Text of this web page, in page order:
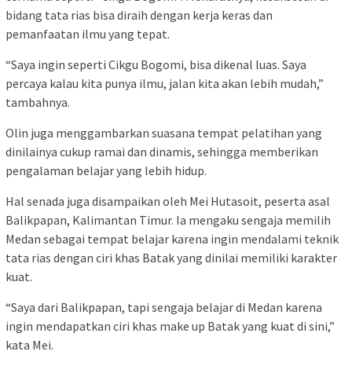
bidang tata rias bisa diraih dengan kerja keras dan
pemanfaatan ilmu yang tepat.
“Saya ingin seperti Cikgu Bogomi, bisa dikenal luas. Saya
percaya kalau kita punya ilmu, jalan kita akan lebih mudah,”
tambahnya.
Olin juga menggambarkan suasana tempat pelatihan yang
dinilainya cukup ramai dan dinamis, sehingga memberikan
pengalaman belajar yang lebih hidup.
Hal senada juga disampaikan oleh Mei Hutasoit, peserta asal
Balikpapan, Kalimantan Timur. Ia mengaku sengaja memilih
Medan sebagai tempat belajar karena ingin mendalami teknik
tata rias dengan ciri khas Batak yang dinilai memiliki karakter
kuat.
“Saya dari Balikpapan, tapi sengaja belajar di Medan karena
ingin mendapatkan ciri khas make up Batak yang kuat di sini,”
kata Mei.